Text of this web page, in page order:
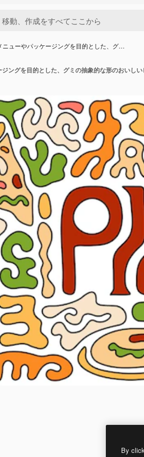
ニューやパッケージングを目的とした、グ…
ジングを目的とした、グミの抽象的な形のおいし
By